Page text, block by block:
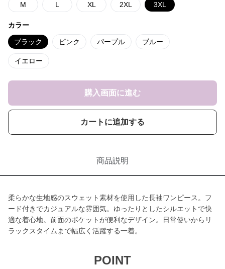
M L XL 2XL 3XL
カラー
ブラック ピンク パープル ブルー
イエロー
購入画面に進む
カートに追加する
商品説明
柔らかな生地感のスウェット素材を使用した長袖ワンピース。フ
ード付きでカジュアルな雰囲気。ゆったりとしたシルエットで快
適な着心地。前面のポケットが便利なデザイン。日常使いからリ
ラックスタイムまで幅広く活躍する一着。
POINT